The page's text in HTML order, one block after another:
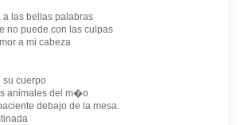
a las bellas palabras
no puede con las culpas
a mi cabeza
cuerpo
animales del m�o
debajo de la mesa.